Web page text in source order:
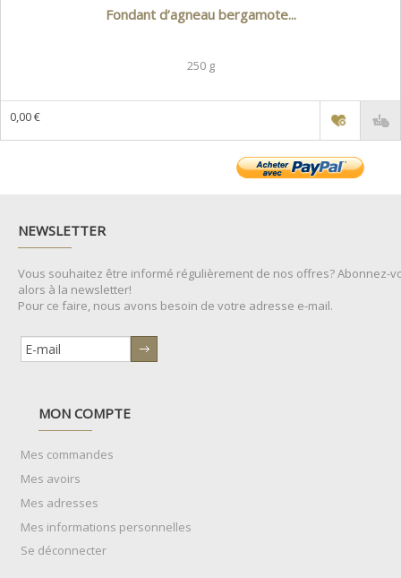
Fondant d’agneau bergamote...
250 g
0,00 €
NEWSLETTER
Vous souhaitez être informé régulièrement de nos offres? Abonnez-
alors à la newsletter!
Pour ce faire, nous avons besoin de votre adresse e-mail.
MON COMPTE
Mes commandes
Mes avoirs
Mes adresses
Mes informations personnelles
Se déconnecter